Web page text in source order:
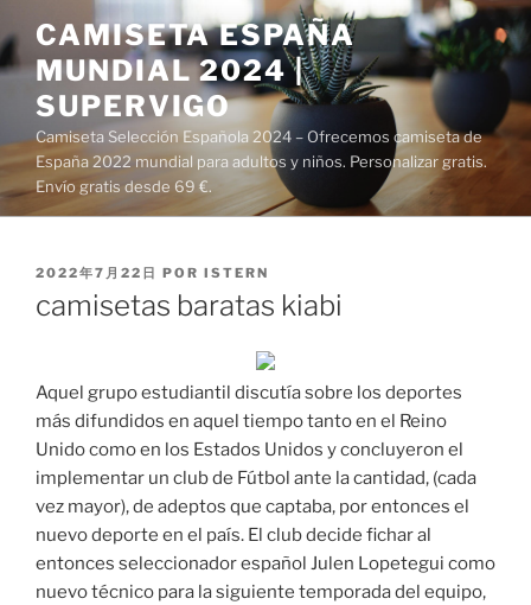
al
contenido
CAMISETA ESPAÑA
MUNDIAL 2024 |
SUPERVIGO
Camiseta Selección Española 2024 – Ofrecemos camiseta de
España 2022 mundial para adultos y niños. Personalizar gratis.
Envío gratis desde 69 €.
PUBLICADO
2022年7月22日 POR ISTERN
camisetas baratas kiabi
Aquel grupo estudiantil discutía sobre los deportes
más difundidos en aquel tiempo tanto en el Reino
Unido como en los Estados Unidos y concluyeron el
implementar un club de Fútbol ante la cantidad, (cada
vez mayor), de adeptos que captaba, por entonces el
nuevo deporte en el país. El club decide fichar al
entonces seleccionador español Julen Lopetegui como
nuevo técnico para la siguiente temporada del equipo,